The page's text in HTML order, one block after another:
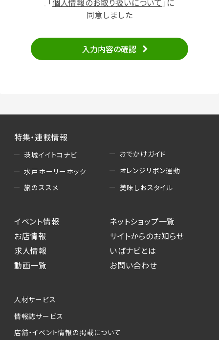
（2）ユーザーからのお問い合わせへの対応
せの内容確認、返答
・当サービスの品質改善
・読者プレゼント、アンケート等、当サービスが実
施するキャンペーンの抽選、当選者への連絡及
び発送 ・ユーザーの趣向や属性情報等の分析
（5）広告主への問い合わせ・応募等への対応
・本サービスを通じて求人広告に応募した際の
選考に関する連絡
・本サービスを通じて店舗への来店予約を登録
した際の内容確認、返答
本サービスが収集する個人情報は、ご本人の意
ービスの実施にあたりそれぞれ必要となる項目
を入力いただかない場合は、各々のサービスを
同意しました
入力内容の確認
特集・連載情報
茨城イイトコナビ
水戸ホーリーホック
旅のススメ
おでかけガイド
オレンジリボン運動
美味しおスタイル
イベント情報
お店情報
求人情報
動画一覧
ネットショップ一覧
サイトからのお知らせ
いばナビとは
お問い合わせ
人材サービス
情報誌サービス
店舗・イベント情報の掲載について